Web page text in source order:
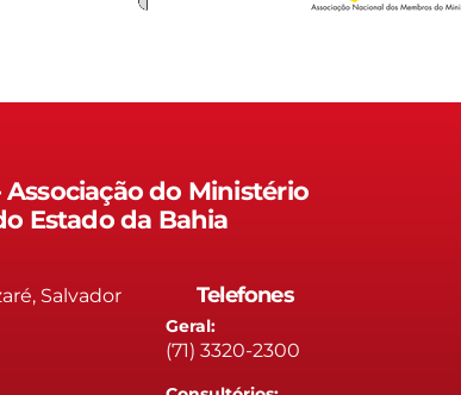
Associação do Ministério
Estado da Bahia
Salvador
Telefones
Geral:
(71) 3320-2300